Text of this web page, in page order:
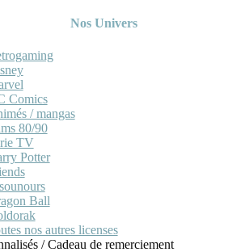
Nos Univers
Comics
/ mangas
80/90
TV
Potter
Ball
nos autres licenses
/Cadeau de remerciement